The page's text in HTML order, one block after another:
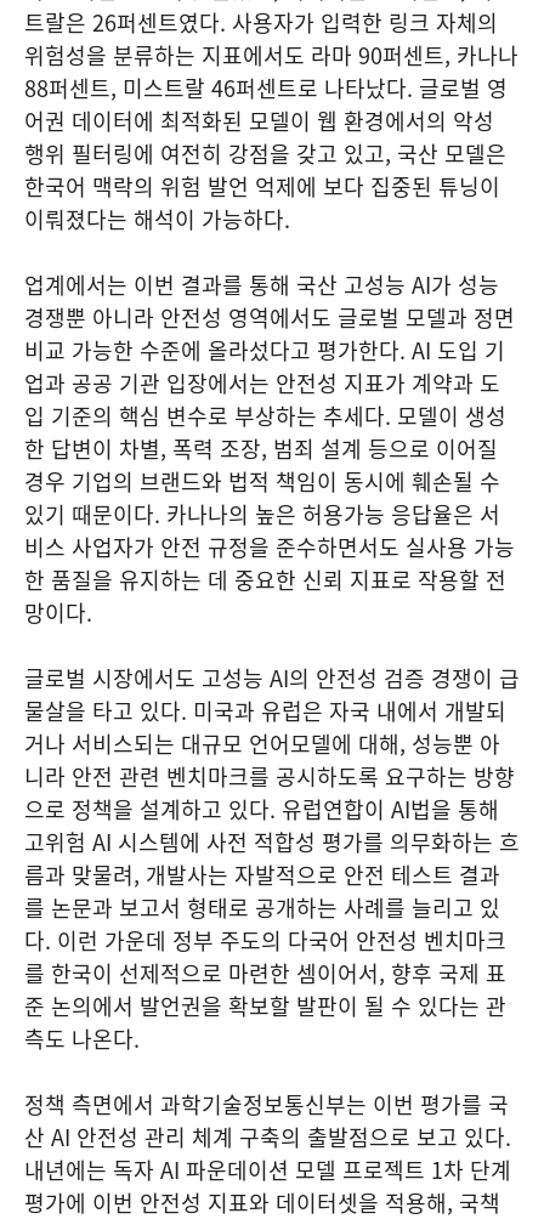
트랄은 26퍼센트였다. 사용자가 입력한 링크 자체의
위험성을 분류하는 지표에서도 라마 90퍼센트, 카나나
88퍼센트, 미스트랄 46퍼센트로 나타났다. 글로벌 영
어권 데이터에 최적화된 모델이 웹 환경에서의 악성
행위 필터링에 여전히 강점을 갖고 있고, 국산 모델은
한국어 맥락의 위험 발언 억제에 보다 집중된 튜닝이
이뤄졌다는 해석이 가능하다.
업계에서는 이번 결과를 통해 국산 고성능 AI가 성능
경쟁뿐 아니라 안전성 영역에서도 글로벌 모델과 정면
비교 가능한 수준에 올라섰다고 평가한다. AI 도입 기
업과 공공 기관 입장에서는 안전성 지표가 계약과 도
입 기준의 핵심 변수로 부상하는 추세다. 모델이 생성
한 답변이 차별, 폭력 조장, 범죄 설계 등으로 이어질
경우 기업의 브랜드와 법적 책임이 동시에 훼손될 수
있기 때문이다. 카나나의 높은 허용가능 응답율은 서
비스 사업자가 안전 규정을 준수하면서도 실사용 가능
한 품질을 유지하는 데 중요한 신뢰 지표로 작용할 전
망이다.
글로벌 시장에서도 고성능 AI의 안전성 검증 경쟁이 급
물살을 타고 있다. 미국과 유럽은 자국 내에서 개발되
거나 서비스되는 대규모 언어모델에 대해, 성능뿐 아
니라 안전 관련 벤치마크를 공시하도록 요구하는 방향
으로 정책을 설계하고 있다. 유럽연합이 AI법을 통해
고위험 AI 시스템에 사전 적합성 평가를 의무화하는 흐
름과 맞물려, 개발사는 자발적으로 안전 테스트 결과
를 논문과 보고서 형태로 공개하는 사례를 늘리고 있
다. 이런 가운데 정부 주도의 다국어 안전성 벤치마크
를 한국이 선제적으로 마련한 셈이어서, 향후 국제 표
준 논의에서 발언권을 확보할 발판이 될 수 있다는 관
측도 나온다.
정책 측면에서 과학기술정보통신부는 이번 평가를 국
산 AI 안전성 관리 체계 구축의 출발점으로 보고 있다.
내년에는 독자 AI 파운데이션 모델 프로젝트 1차 단계
평가에 이번 안전성 지표와 데이터셋을 적용해, 국책